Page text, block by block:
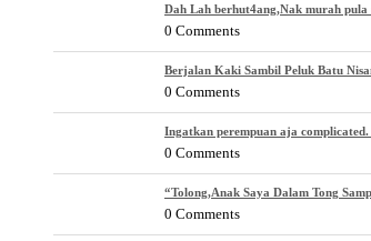
Dah Lah berhut4ang,Nak murah
0 Comments
Berjalan Kaki Sambil Peluk Batu
0 Comments
Ingatkan perempuan aja
0 Comments
“Tolong,Anak Saya Dalam Tong
0 Comments